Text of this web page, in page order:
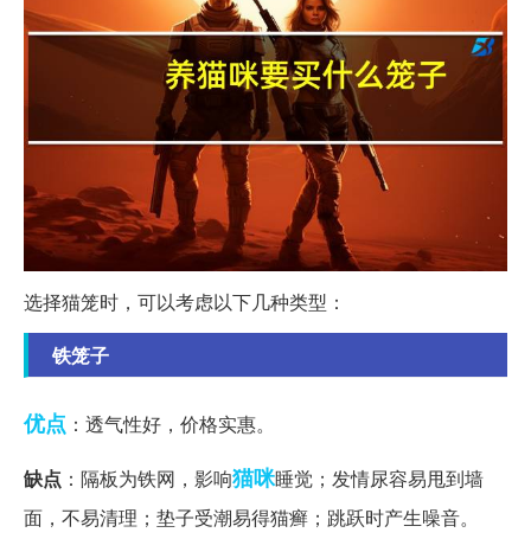
选择猫笼时，可以考虑以下几种类型：
铁笼子
优点 ：透气性好，价格实惠。
缺点 ：隔板为铁网，影响猫咪睡觉；发情尿容易甩到墙
面，不易清理；垫子受潮易得猫癣；跳跃时产生噪音。